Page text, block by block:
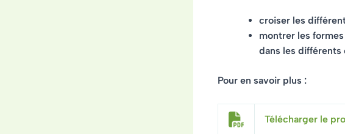
croiser les
montrer les
dans les
Pour en savoir plus :
Télécharger le